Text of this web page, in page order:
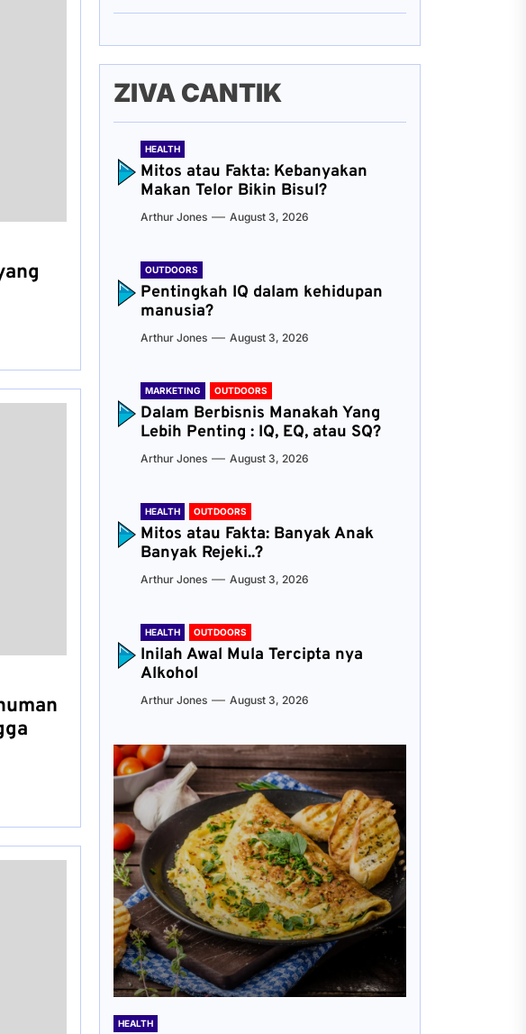
ZIVA CANTIK
HEALTH
Mitos atau Fakta: Kebanyakan
Makan Telor Bikin Bisul?
Arthur Jones August 3, 2026
OUTDOORS
Pentingkah IQ dalam kehidupan
manusia?
Arthur Jones August 3, 2026
MARKETING OUTDOORS
Dalam Berbisnis Manakah Yang
Lebih Penting : IQ, EQ, atau SQ?
Arthur Jones August 3, 2026
HEALTH OUTDOORS
Mitos atau Fakta: Banyak Anak
Banyak Rejeki..?
Arthur Jones August 3, 2026
HEALTH OUTDOORS
Inilah Awal Mula Tercipta nya
Alkohol
Arthur Jones August 3, 2026
HEALTH